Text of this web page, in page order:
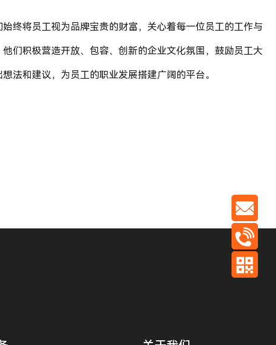
始终将员工视为品牌宝贵的财富，关心着每一位员工的工作与
他们积极营造开放、包容、创新的企业文化氛围，鼓励员工大
想法和建议，为员工的职业发展搭建广阔的平台。